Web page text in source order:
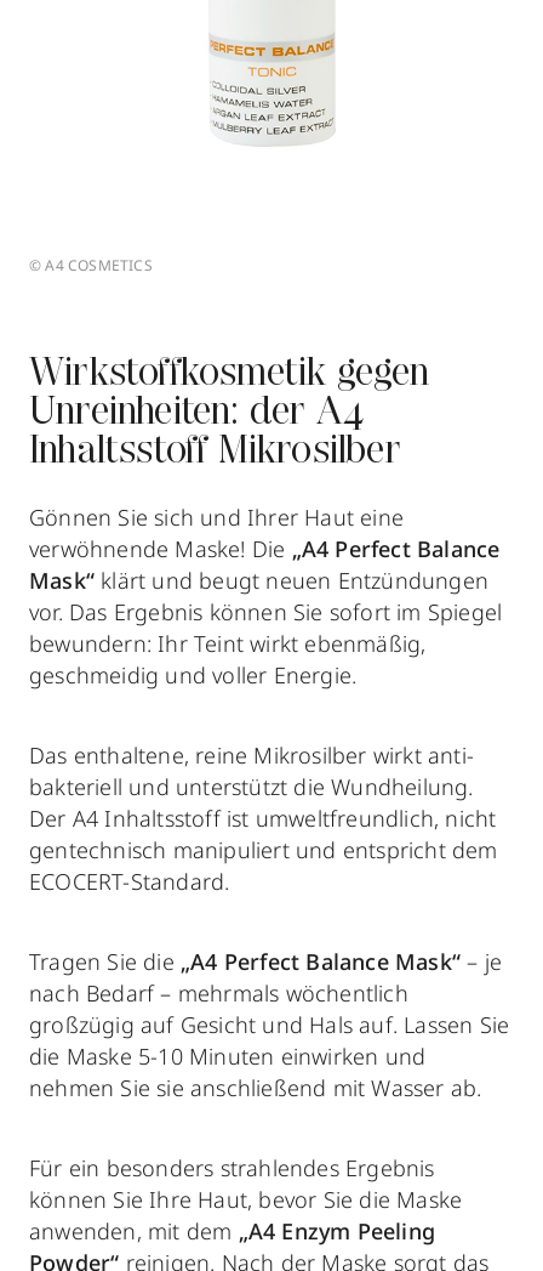
© A4 COSMETICS
Wirkstoffkosmetik gegen
Unreinheiten: der A4
Inhaltsstoff Mikrosilber
Gönnen Sie sich und Ihrer Haut eine
verwöhnende Maske! Die „A4 Perfect Balance
Mask“ klärt und beugt neuen Entzündungen
vor. Das Ergebnis können Sie sofort im Spiegel
bewundern: Ihr Teint wirkt ebenmäßig,
geschmeidig und voller Energie.
Das enthaltene, reine Mikrosilber wirkt anti-
bakteriell und unterstützt die Wundheilung.
Der A4 Inhaltsstoff ist umweltfreundlich, nicht
gentechnisch manipuliert und entspricht dem
ECOCERT-Standard.
Tragen Sie die „A4 Perfect Balance Mask“ – je
nach Bedarf – mehrmals wöchentlich
großzügig auf Gesicht und Hals auf. Lassen Sie
die Maske 5-10 Minuten einwirken und
nehmen Sie sie anschließend mit Wasser ab.
Für ein besonders strahlendes Ergebnis
können Sie Ihre Haut, bevor Sie die Maske
anwenden, mit dem „A4 Enzym Peeling
Powder“ reinigen. Nach der Maske sorgt das